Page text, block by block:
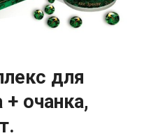
для
+ очанка,